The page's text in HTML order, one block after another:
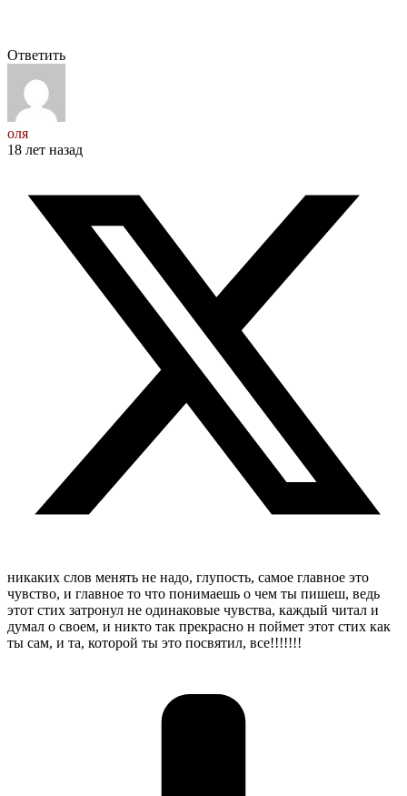
Ответить
оля
18 лет назад
никаких слов менять не надо, глупость, самое главное это
чувство, и главное то что понимаешь о чем ты пишеш, ведь
этот стих затронул не одинаковые чувства, каждый читал и
думал о своем, и никто так прекрасно н поймет этот стих как
ты сам, и та, которой ты это посвятил, все!!!!!!!